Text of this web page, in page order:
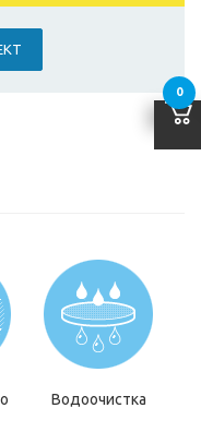
Водоочистка
0